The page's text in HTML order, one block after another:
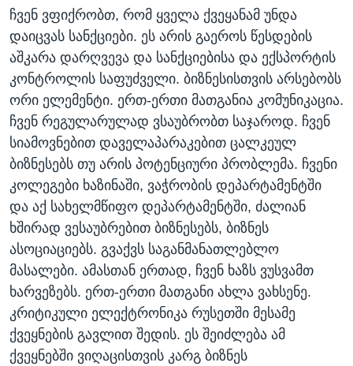
ჩვენ ვფიქრობთ, რომ ყველა ქვეყანამ უნდა
დაიცვას სანქციები. ეს არის გაეროს წესდების
აშკარა დარღვევა და სანქციებისა და ექსპორტის
კონტროლის საფუძველი. ბიზნესისთვის არსებობს
ორი ელემენტი. ერთ-ერთი მათგანია კომუნიკაცია.
ჩვენ რეგულარულად ვსაუბრობთ საჯაროდ. ჩვენ
სიამოვნებით დაველაპარაკებით ცალკეულ
ბიზნესებს თუ არის პოტენციური პრობლემა. ჩვენი
კოლეგები ხაზინაში, ვაჭრობის დეპარტამენტში
და აქ სახელმწიფო დეპარტამენტში, ძალიან
ხშირად ვესაუბრებით ბიზნესებს, ბიზნეს
ასოციაციებს. გვაქვს საგანმანათლებლო
მასალები. ამასთან ერთად, ჩვენ ხაზს ვუსვამთ
ხარვეზებს. ერთ-ერთი მათგანი ახლა ვახსენე.
კრიტიკული ელექტრონიკა რუსეთში მესამე
ქვეყნების გავლით შედის. ეს შეიძლება ამ
ქვეყნებში ვიღაცისთვის კარგ ბიზნეს